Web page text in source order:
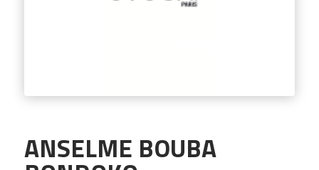
ANSELME BOUBA